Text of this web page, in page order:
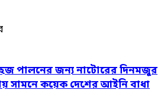
হজ পালনের জন্য নাটোরের দিনমজুর
সামনে কয়েক দেশের আইনি বাধা